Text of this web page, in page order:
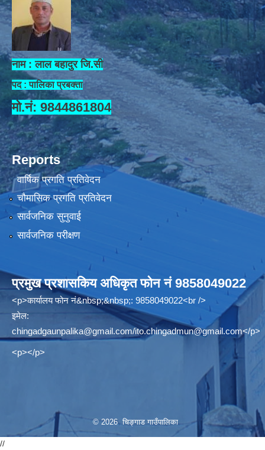
नाम : लाल बहादुर जि.सी
पद : पालिका प्रबक्ता
मो.नं: 9844861804
Reports
वार्षिक प्रगति प्रतिवेदन
चौमासिक प्रगति प्रतिवेदन
सार्वजनिक सुनुवाई
सार्वजनिक परीक्षण
प्रमुख प्रशासकिय अधिकृत फोन नं 9858049022
<p>कार्यालय फोन नं&nbsp;&nbsp;: 9858049022<br />
इमेल:
chingadgaunpalika@gmail.com/ito.chingadmun@gmail.com</p>
<p></p>
© 2026 चिङ्गाड गाउँपालिका
//